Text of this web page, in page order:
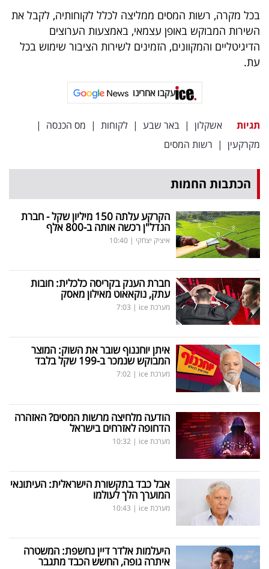
פרסמו
באייס
עקבו
בכל מקרה, רשות המסים ממליצה לכלל לקוחותיה, לקבל את
השירות המבוקש באופן עצמאי, באמצעות הערוצים
הדיגיטליים והמקוונים, הזמינים לשירות הציבור שימוש בכל
עת.
עקבו אחרינו
תגיות אשקלון | באר שבע | לקוחות | מס הכנסה |
מקרקעין | רשות המסים
הכתבות החמות
הקרקע עלתה 150 מיליון שקל - חברת
הנדל"ן רכשה אותה ב-800 אלף
איציק יצחקי |
10:40
חברת הענק בקריסה כלכלית: חובות
עתק, נוקאאוט מאילון מאסק
מערכת ice |
7:03
איתן יוחננוף שובר את השוק: המוצר
המבוקש שנמכר ב-199 שקל בלבד
מערכת ice |
7:02
הודעה מלחיצה מרשות המסים? האזהרה
הדחופה לאזרחים בישראל
מערכת ice |
10:32
אבל כבד בתקשורת הישראלית: העיתונאי
המוערך הלך לעולמו
מערכת ice |
10:43
היעלמות אלדר דיין נחשפת: המשטרה
איתרה גופה, החשש הכבד מתגבר